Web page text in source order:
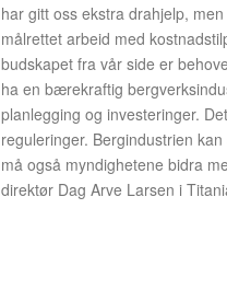
har gitt oss ekstra drahjelp,
målrettet arbeid med
budskapet fra vår side er
ha en bærekraftig
planlegging og investeringer.
reguleringer. Bergindustrien
må også myndighetene bidra
direktør Dag Arve Larsen i